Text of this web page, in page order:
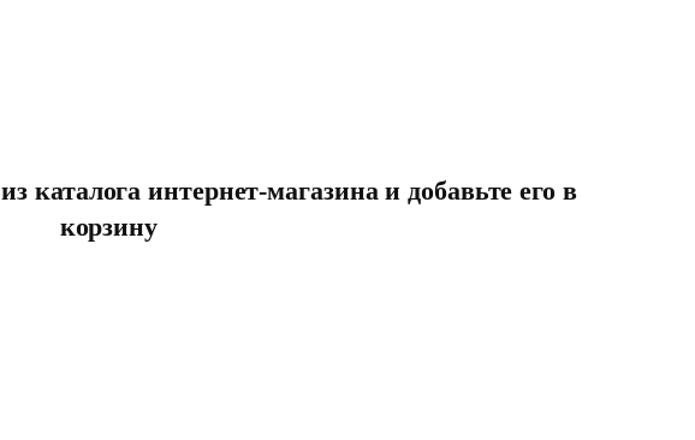
интернет-магазина и добавьте его в
корзину